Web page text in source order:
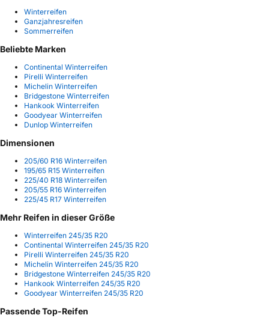
Winterreifen
Ganzjahresreifen
Sommerreifen
Beliebte Marken
Continental Winterreifen
Pirelli Winterreifen
Michelin Winterreifen
Bridgestone Winterreifen
Hankook Winterreifen
Goodyear Winterreifen
Dunlop Winterreifen
Dimensionen
205/60 R16 Winterreifen
195/65 R15 Winterreifen
225/40 R18 Winterreifen
205/55 R16 Winterreifen
225/45 R17 Winterreifen
Mehr Reifen in dieser Größe
Winterreifen 245/35 R20
Continental Winterreifen 245/35 R20
Pirelli Winterreifen 245/35 R20
Michelin Winterreifen 245/35 R20
Bridgestone Winterreifen 245/35 R20
Hankook Winterreifen 245/35 R20
Goodyear Winterreifen 245/35 R20
Passende Top-Reifen